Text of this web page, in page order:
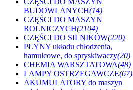
CZĘŚCI DO MASZYN
BUDOWLANYCH(14)
CZĘŚCI DO MASZYN
ROLNICZYCH(2104)
CZĘŚCI DO SILNIKÓW(220)
PŁYNY układu chłodzenia,
hamulcowe, do spryskiwaczy(20)
CHEMIA WARSZTATOWA(48)
LAMPY OSTRZEGAWCZE(67)
AKUMULATORY do maszyn